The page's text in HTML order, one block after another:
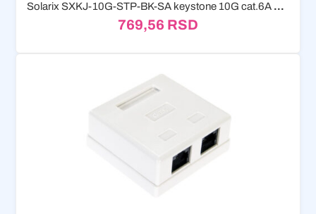
Solarix SXKJ-10G-STP-BK-SA keystone 10G cat.6A STP
769,56 RSD